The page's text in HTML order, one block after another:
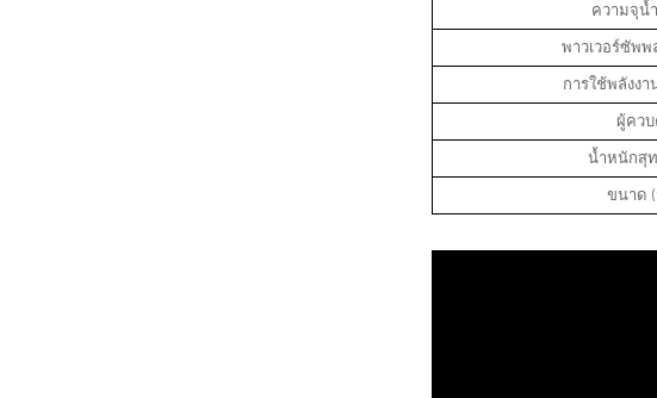
ความจุน้
พาวเวอร์ซัพพ
การใช้พลังงา
ผู้คว
น้ำหนักสุ
ขนาด